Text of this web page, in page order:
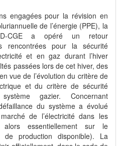
engagées pour la révision en
de l’énergie (PPE), la
CGE a opéré un retour
rencontrées pour la sécurité
et en gaz durant l’hiver
passées lors de cet hiver, des
vue de l’évolution du critère de
et du critère de sécurité
gazier. Concernant
du système a évolué
de l’électricité dans les
essentiellement sur le
de production disponible). La